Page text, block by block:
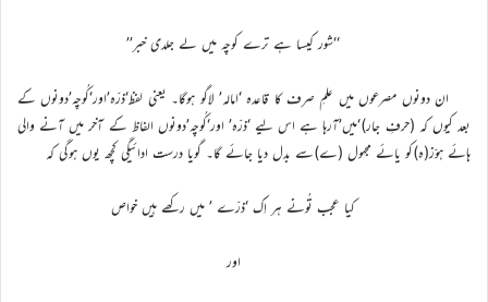
‘‘شور کیسا ہے ترے کوچہ میں لے جلدی خبر’’
ان دونوں مصرعوں میں علمِ صرف کا قاعدہ ‘امالہ’ لاگو ہوگا۔ یعنی لفظ‘ذرّہ’اور‘کُوچہ’دونوں کے
بعد کیوں کہ (حرفِ جار)‘میں’آرہا ہے اس لیے ‘ذرّہ’ اور‘کُوچہ’دونوں الفاظ کے آخر میں آنے والی
ہائے ہوّز(ہ)کو یائے مجہول (ے)سے بدل دیا جائے گا۔ گویا درست ادائیگی کچھ یوں ہوگی کہ
کیا عجب تُونے ہر اِک ‘ذرّے ’ میں رکھے ہیں خواص
اور